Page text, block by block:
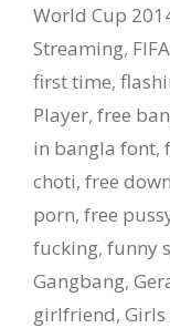
World Cup
Streaming,
first time,
Player, free
in bangla font,
choti, free
porn, free
fucking, funny
Gangbang,
girlfriend, Girls